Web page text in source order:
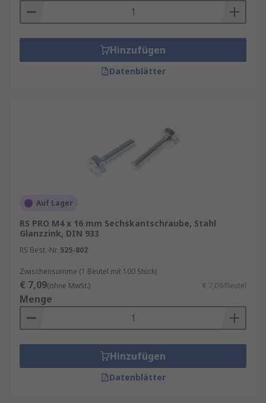
Hinzufügen
Datenblätter
Auf Lager
RS PRO M4 x 16 mm Sechskantschraube, Stahl
Glanzzink, DIN 933
RS Best.-Nr. 525-802
Zwischensumme (1 Beutel mit 100 Stück)
€ 7,09(ohne MwSt.) € 7,09/Beutel
Menge
Hinzufügen
Datenblätter